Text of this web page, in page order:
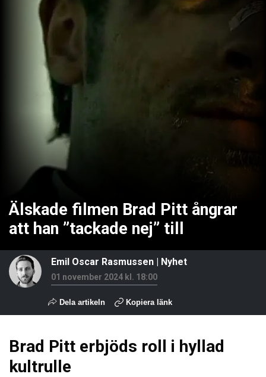
Älskade filmen Brad Pitt ångrar
att han ”tackade nej” till
Emil Oscar Rasmussen | Nyhet
01 november 2024 kl. 18:00
Dela artikeln Kopiera länk
Brad Pitt erbjöds roll i hyllad
kultrulle